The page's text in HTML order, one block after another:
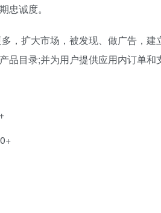
忠诚度。
，扩大市场，被发现、做广告，
品目录;并为用户提供应用内订单和